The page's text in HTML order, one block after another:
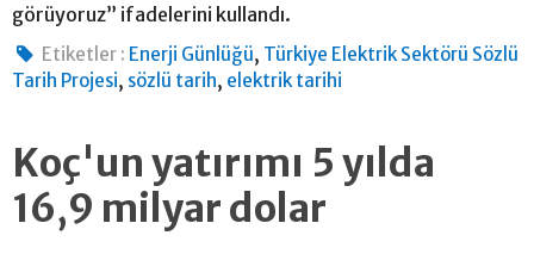
görüyoruz” ifadelerini kullandı.
Etiketler : Enerji Günlüğü, Türkiye Elektrik Sektörü Sözlü
Tarih Projesi, sözlü tarih, elektrik tarihi
Koç'un yatırımı 5 yılda
16,9 milyar dolar